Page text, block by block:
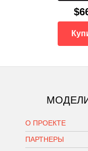
О ПРОЕКТЕ
ПАРТНЕРЫ